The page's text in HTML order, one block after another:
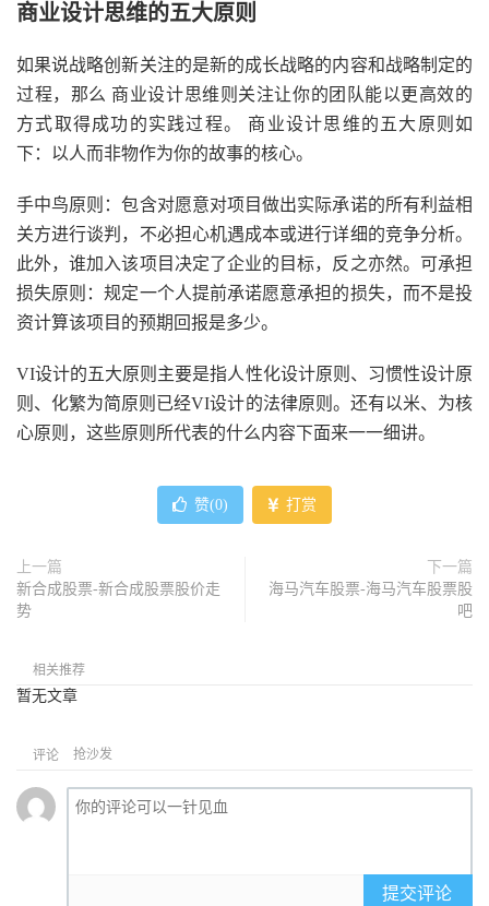
商业设计思维的五大原则
如果说战略创新关注的是新的成长战略的内容和战略制定的
过程，那么 商业设计思维则关注让你的团队能以更高效的
方式取得成功的实践过程。 商业设计思维的五大原则如
下：以人而非物作为你的故事的核心。
手中鸟原则：包含对愿意对项目做出实际承诺的所有利益相
关方进行谈判，不必担心机遇成本或进行详细的竞争分析。
此外，谁加入该项目决定了企业的目标，反之亦然。可承担
损失原则：规定一个人提前承诺愿意承担的损失，而不是投
资计算该项目的预期回报是多少。
VI设计的五大原则主要是指人性化设计原则、习惯性设计原
则、化繁为简原则已经VI设计的法律原则。还有以米、为核
心原则，这些原则所代表的什么内容下面来一一细讲。
赞(0) 打赏
上一篇
新合成股票-新合成股票股价走
势
下一篇
海马汽车股票-海马汽车股票股
吧
相关推荐
暂无文章
评论 抢沙发
提交评论